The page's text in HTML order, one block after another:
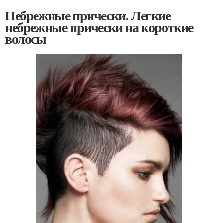
Небрежные прически. Легкие
небрежные прически на короткие
волосы